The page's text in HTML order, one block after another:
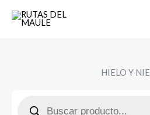
HIELO Y
productos